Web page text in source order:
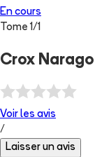
En cours
Tome 1/1
Crox
Voir les avis
/
Laisser un avis